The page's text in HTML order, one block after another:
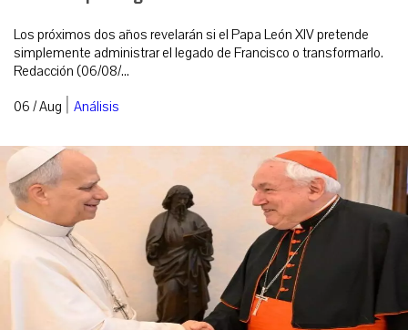
Los próximos dos años revelarán si el Papa León XIV pretende
simplemente administrar el legado de Francisco o transformarlo.
Redacción (06/08/...
06 / Aug | Análisis